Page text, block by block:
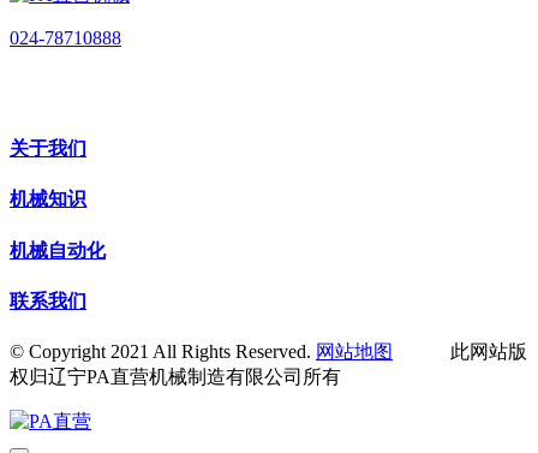
024-78710888
关于我们
机械知识
机械自动化
联系我们
© Copyright 2021 All Rights Reserved. 网站地图
此网站版
权归辽宁PA直营机械制造有限公司所有